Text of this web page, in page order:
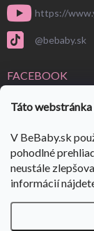
Táto
V BeBaby.sk
pohodlné
neustále
informácií
https://
@bebaby.sk
FACEBOOK